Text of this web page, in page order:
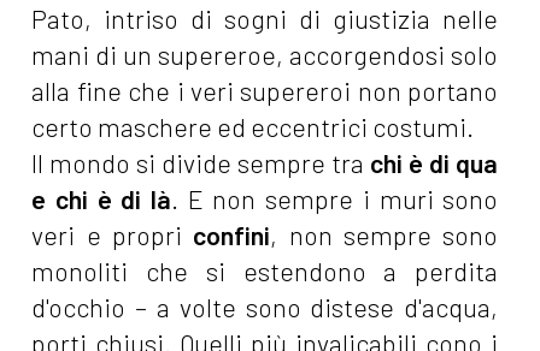
Pato, intriso di sogni di giustizia nelle
mani di un supereroe, accorgendosi solo
alla fine che i veri supereroi non portano
certo maschere ed eccentrici costumi.
Il mondo si divide sempre tra chi è di qua
e chi è di là. E non sempre i muri sono
veri e propri confini, non sempre sono
monoliti che si estendono a perdita
d'occhio – a volte sono distese d'acqua,
porti chiusi. Quelli più invalicabili cono i